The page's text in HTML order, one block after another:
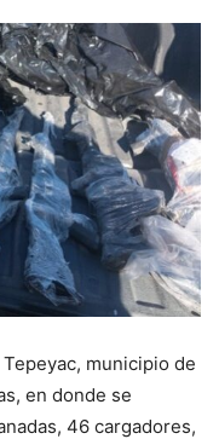
municipio de
en donde se
46 cargadores,